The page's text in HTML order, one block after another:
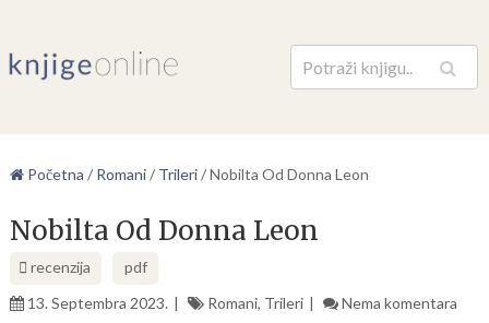
Pretraga
Početna / Romani/ Trileri/Nobilta Od Donna Leon
Nobilta Od Donna Leon
recenzija
pdf
13. Septembra 2023.
Romani, Trileri Nema komentara